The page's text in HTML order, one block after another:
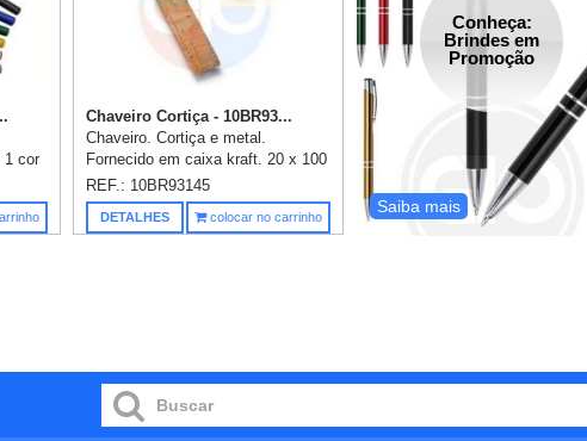
1 cor
Chaveiro Cortiça - 10BR93...
Chaveiro. Cortiça e metal.
Fornecido em caixa kraft. 20 x 100
mm | Caixa: 54 x 125 x 16 mm. 1
gravação já incluso.
REF.: 10BR93145
DETALHES colocar no carrinho
Conheça:
Brindes em
Promoção
Saiba mais